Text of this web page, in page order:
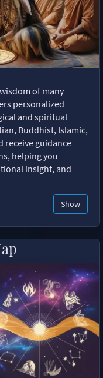
of many
personalized
and spiritual
Buddhist, Islamic,
receive guidance
helping you
insight, and
Show